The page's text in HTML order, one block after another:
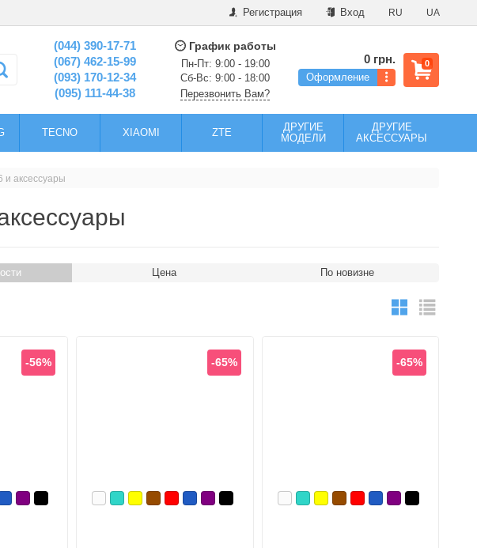
Регистрация Вход RU UA
(044) 390-17-71
(067) 462-15-99
(093) 170-12-34
(095) 111-44-38
График работы
Пн-Пт: 9:00 - 19:00
Сб-Вс: 9:00 - 18:00
Перезвонить Вам?
0
0 грн.
Оформление
TECNO XIAOMI ZTE
ДРУГИЕ
МОДЕЛИ
ДРУГИЕ
АКСЕССУАРЫ
и аксессуары
Цена По новизне
темный
Фиолетовый, темный
Черный
-56%
БелыйБирюзовый
Желтый
Коричневый
Красный
Синий, темный
Фиолетовый, темный
Черный
-65%
БелыйБирюзовый
Желтый
Коричневый
Красный
Синий, темный
Фиолетовый,
Черный
-65%